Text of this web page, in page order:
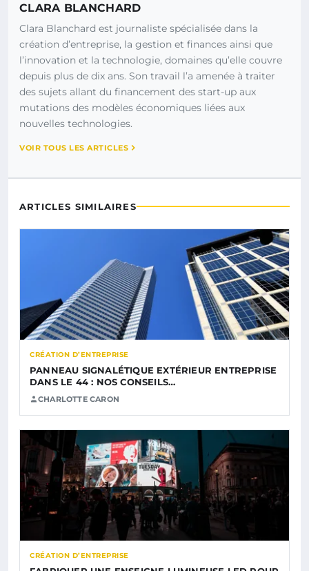
CLARA BLANCHARD
Clara Blanchard est journaliste spécialisée dans la
création d’entreprise, la gestion et finances ainsi que
l’innovation et la technologie, domaines qu’elle couvre
depuis plus de dix ans. Son travail l’a amenée à traiter
des sujets allant du financement des start-up aux
mutations des modèles économiques liées aux
nouvelles technologies.
VOIR TOUS LES ARTICLES
ARTICLES SIMILAIRES
CRÉATION D’ENTREPRISE
PANNEAU SIGNALÉTIQUE EXTÉRIEUR ENTREPRISE
DANS LE 44 : NOS CONSEILS…
CHARLOTTE CARON
CRÉATION D’ENTREPRISE